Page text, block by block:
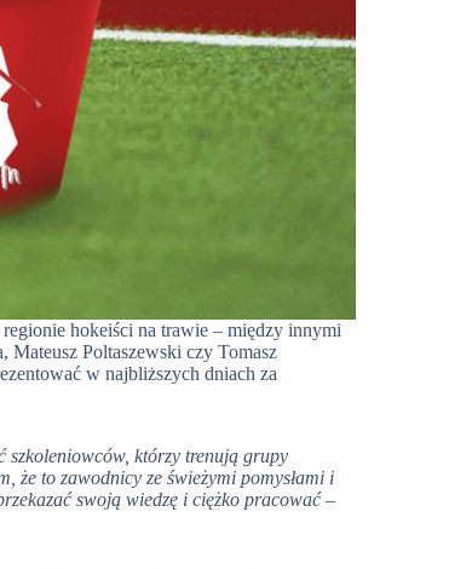
hokeiści na trawie – między innymi
Poltaszewski czy Tomasz
w najbliższych dniach za
szkoleniowców, którzy trenują grupy
że to zawodnicy ze świeżymi pomysłami i
swoją wiedzę i ciężko pracować–